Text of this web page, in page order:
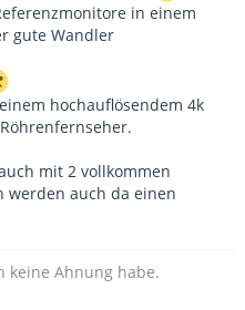
in einem
gute Wandler
hochauflösendem 4k
mit 2 vollkommen
werden auch da einen
keine Ahnung habe.